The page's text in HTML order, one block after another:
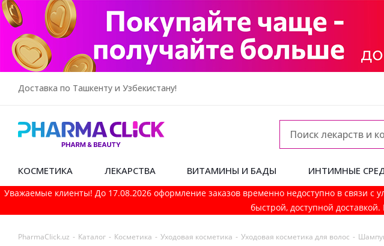
Доставка по Ташкенту и Узбекистану!
КОСМЕТИКА ЛЕКАРСТВА ВИТАМИНЫ И БАДЫ ИНТИМНЫЕ
Уважаемые клиенты! До 17.08.2026 оформление заказов временно недоступно в связи
быстрой, доступной
PharmaСlick.uz - Каталог - Косметика - Уходовая косметика - Уходовая косметика для волос -